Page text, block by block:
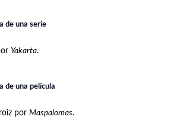
de una serie
Yakarta.
de una película
porMaspalomas.